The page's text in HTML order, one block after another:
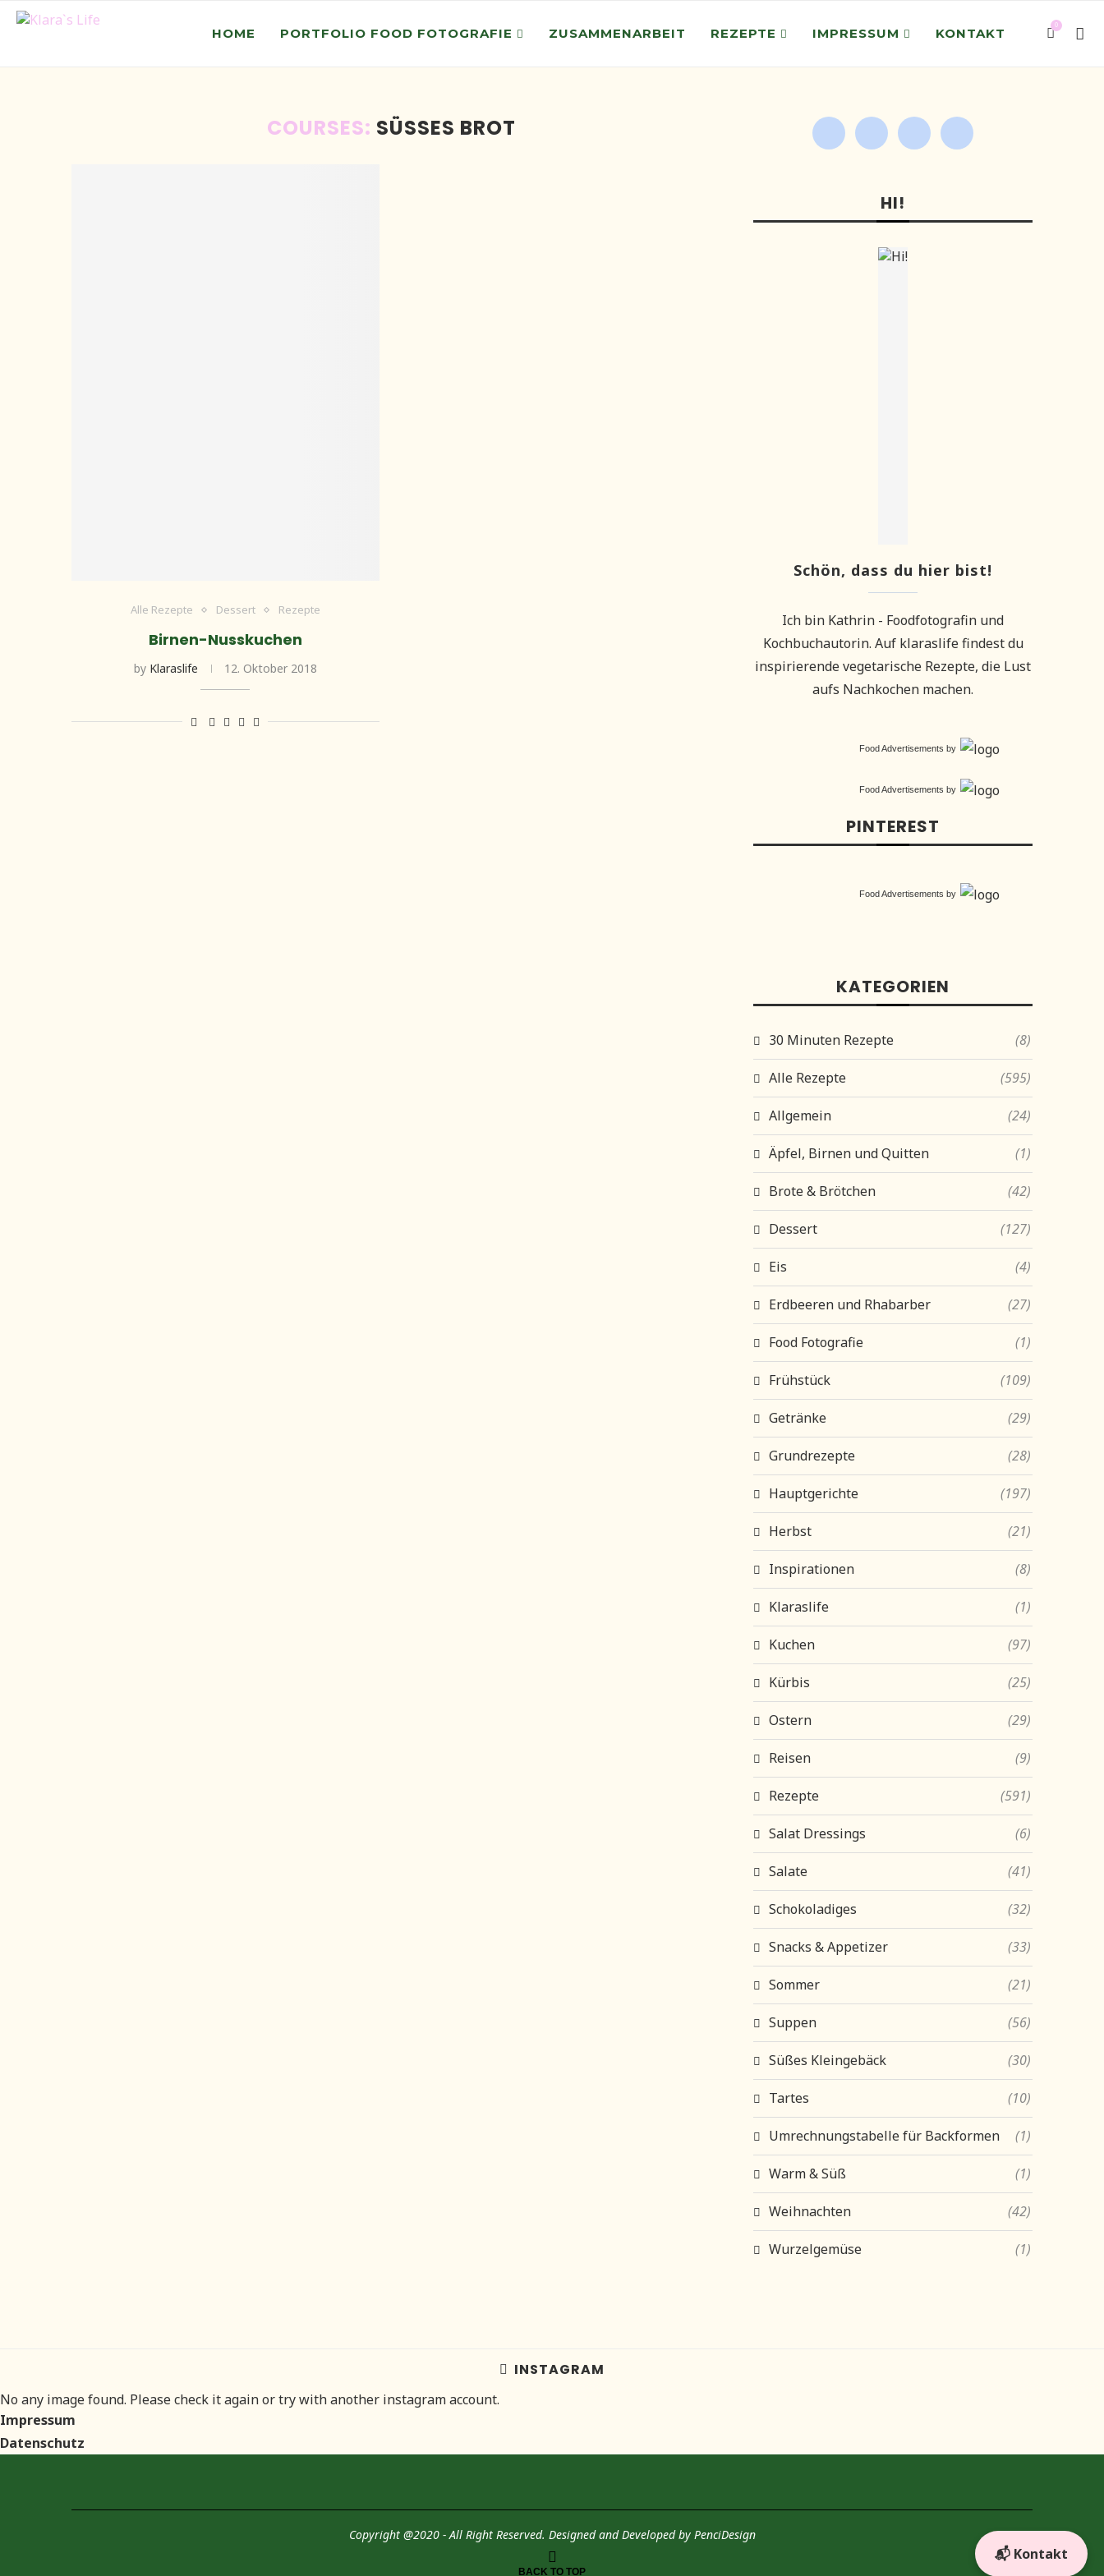
HOME PORTFOLIO FOOD FOTOGRAFIE ZUSAMMENARBEIT REZEPTE IMPRESSUM KONTAKT
0
COURSES: SÜSSES BROT
Alle Rezepte Dessert Rezepte
Birnen-Nusskuchen
by Klaraslife 12. Oktober 2018
HI!
Schön, dass du hier bist!
Ich bin Kathrin - Foodfotografin und
Kochbuchautorin. Auf klaraslife findest du
inspirierende vegetarische Rezepte, die Lust
aufs Nachkochen machen.
📬 Kontakt
Food Advertisements by
Food Advertisements by
PINTEREST
Food Advertisements by
KATEGORIEN
30 Minuten Rezepte (8)
Alle Rezepte (595)
Allgemein (24)
Äpfel, Birnen und Quitten (1)
Brote & Brötchen (42)
Dessert (127)
Eis (4)
Erdbeeren und Rhabarber (27)
Food Fotografie (1)
Frühstück (109)
Getränke (29)
Grundrezepte (28)
Hauptgerichte (197)
Herbst (21)
Inspirationen (8)
Klaraslife (1)
Kuchen (97)
Kürbis (25)
Ostern (29)
Reisen (9)
Rezepte (591)
Salat Dressings (6)
Salate (41)
Schokoladiges (32)
Snacks & Appetizer (33)
Sommer (21)
Suppen (56)
Süßes Kleingebäck (30)
Tartes (10)
Umrechnungstabelle für Backformen (1)
Warm & Süß (1)
Weihnachten (42)
Wurzelgemüse (1)
INSTAGRAM
No any image found. Please check it again or try with another instagram account.
Impressum
Datenschutz
Copyright @2020 - All Right Reserved. Designed and Developed by PenciDesign
BACK TO TOP